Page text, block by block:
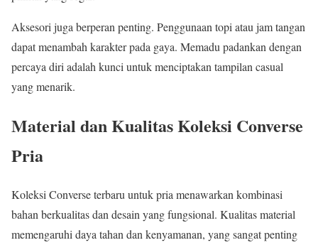
Aksesori juga berperan penting. Penggunaan topi atau jam tangan
dapat menambah karakter pada gaya. Memadu padankan dengan
percaya diri adalah kunci untuk menciptakan tampilan casual
yang menarik.
Material dan Kualitas Koleksi Converse
Pria
Koleksi Converse terbaru untuk pria menawarkan kombinasi
bahan berkualitas dan desain yang fungsional. Kualitas material
memengaruhi daya tahan dan kenyamanan, yang sangat penting